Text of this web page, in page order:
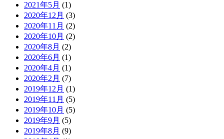
2021年5月 (1)
2020年12月 (3)
2020年11月 (2)
2020年10月 (2)
2020年8月 (2)
2020年6月 (1)
2020年4月 (1)
2020年2月 (7)
2019年12月 (1)
2019年11月 (5)
2019年10月 (5)
2019年9月 (5)
2019年8月 (9)